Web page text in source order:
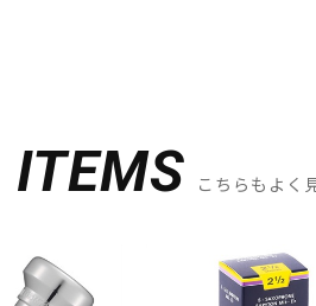
ITEMS こちらもよく